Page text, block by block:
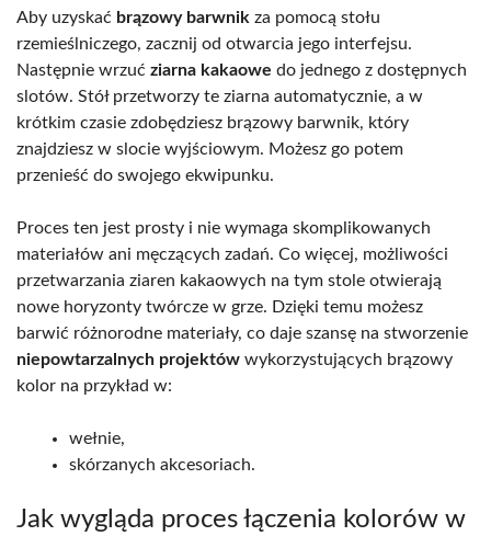
Aby uzyskać brązowy barwnik za pomocą stołu
rzemieślniczego, zacznij od otwarcia jego interfejsu.
Następnie wrzuć ziarna kakaowe do jednego z dostępnych
slotów. Stół przetworzy te ziarna automatycznie, a w
krótkim czasie zdobędziesz brązowy barwnik, który
znajdziesz w slocie wyjściowym. Możesz go potem
przenieść do swojego ekwipunku.
Proces ten jest prosty i nie wymaga skomplikowanych
materiałów ani męczących zadań. Co więcej, możliwości
przetwarzania ziaren kakaowych na tym stole otwierają
nowe horyzonty twórcze w grze. Dzięki temu możesz
barwić różnorodne materiały, co daje szansę na stworzenie
niepowtarzalnych projektów wykorzystujących brązowy
kolor na przykład w:
wełnie,
skórzanych akcesoriach.
Jak wygląda proces łączenia kolorów w